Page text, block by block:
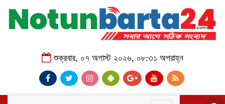
শুক্রবার, ০৭ অগাস্ট ২০২৬, ০৮:৩১ অপরাহ্ন